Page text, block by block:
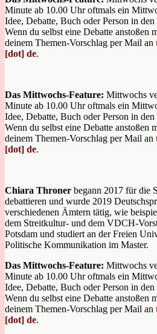
Minute ab 10.00 Uhr oftmals ein
Idee, Debatte, Buch oder Person in
Wenn du selbst eine Debatte anstoßen
deinem Themen-Vorschlag per Mail an
[dot] de.
Das Mittwochs-Feature: Mittwochs
Minute ab 10.00 Uhr oftmals ein
Idee, Debatte, Buch oder Person in
Wenn du selbst eine Debatte anstoßen
deinem Themen-Vorschlag per Mail an
[dot] de.
Chiara Throner begann 2017 für die
debattieren und wurde 2019
verschiedenen Ämtern tätig, wie
dem Streitkultur- und dem VDCH-
Potsdam und studiert an der Freien
Politische Kommunikation im Master.
Das Mittwochs-Feature: Mittwochs
Minute ab 10.00 Uhr oftmals ein
Idee, Debatte, Buch oder Person in
Wenn du selbst eine Debatte anstoßen
deinem Themen-Vorschlag per Mail an
[dot] de.